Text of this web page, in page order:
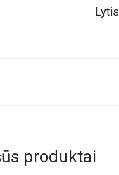
Lytis
produktai